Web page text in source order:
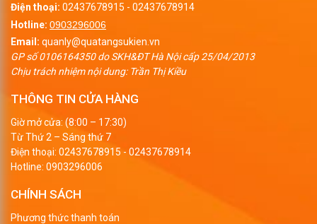
Điện thoại: 02437678915 - 02437678914
Hotline: 0903296006
Email: quanly@quatangsukien.vn
GP số 0106164350 do SKH&ĐT Hà Nội cấp 25/04/2013
Chịu trách nhiệm nội dung: Trần Thị Kiều
THÔNG TIN CỬA HÀNG
Giờ mở cửa: (8:00 – 17:30)
Từ Thứ 2 – Sáng thứ 7
Điện thoại: 02437678915 - 02437678914
Hotline: 0903296006
CHÍNH SÁCH
Phương thức thanh toán